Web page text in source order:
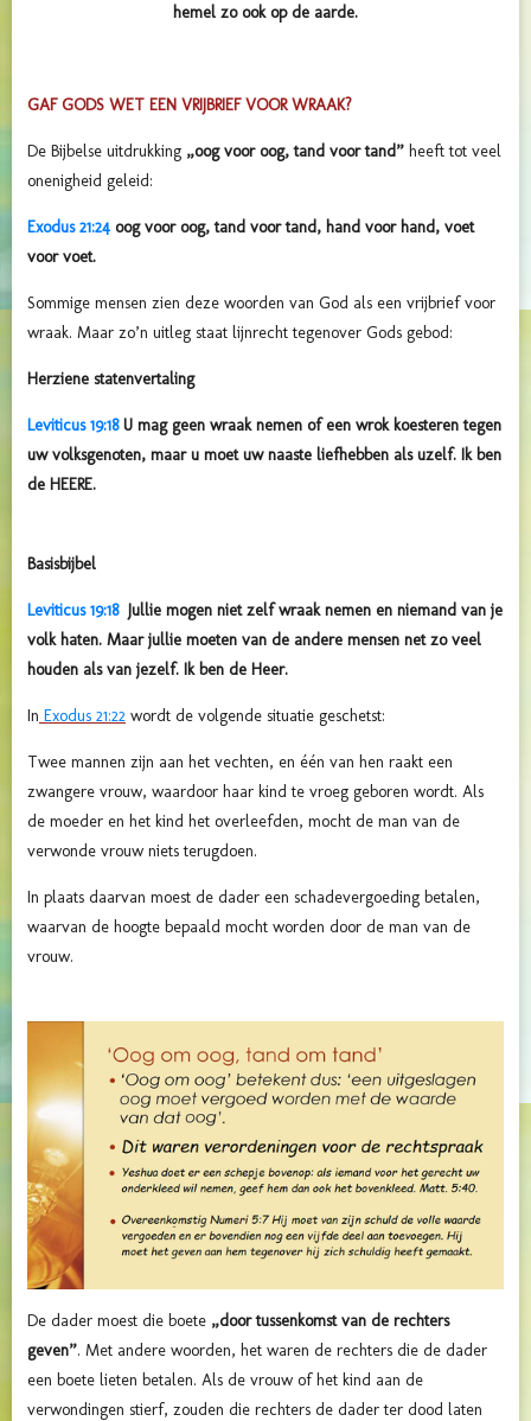
hemel zo ook op de aarde.
GAF GODS WET EEN VRIJBRIEF VOOR WRAAK?
De Bijbelse uitdrukking „oog voor oog, tand voor tand” heeft tot veel
onenigheid geleid:
Exodus 21:24 oog voor oog, tand voor tand, hand voor hand, voet
voor voet.
Sommige mensen zien deze woorden van God als een vrijbrief voor
wraak. Maar zo’n uitleg staat lijnrecht tegenover Gods gebod:
Herziene statenvertaling
Leviticus 19:18U mag geen wraak nemen of een wrok koesteren tegen
uw volksgenoten, maar u moet uw naaste liefhebben als uzelf. Ik ben
de HEERE.
Basisbijbel
Leviticus 19:18Jullie mogen niet zelf wraak nemen en niemand van je
volk haten. Maar jullie moeten van de andere mensen net zo veel
houden als van jezelf. Ik ben de Heer.
In Exodus 21:22 wordt de volgende situatie geschetst:
Twee mannen zijn aan het vechten, en één van hen raakt een
zwangere vrouw, waardoor haar kind te vroeg geboren wordt. Als
de moeder en het kind het overleefden, mocht de man van de
verwonde vrouw niets terugdoen.
In plaats daarvan moest de dader een schadevergoeding betalen,
waarvan de hoogte bepaald mocht worden door de man van de
vrouw.
De dader moest die boete „door tussenkomst van de rechters
geven”. Met andere woorden, het waren de rechters die de dader
een boete lieten betalen. Als de vrouw of het kind aan de
verwondingen stierf, zouden die rechters de dader ter dood laten